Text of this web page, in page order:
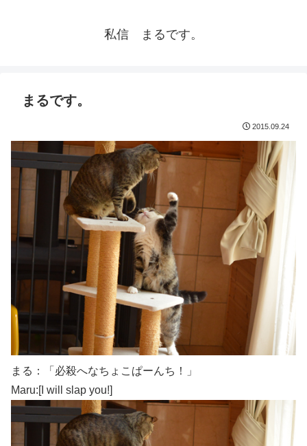
私信 まるです。
まるです。
2015.09.24
まる：「必殺へなちょこぱーんち！」
Maru:[I will slap you!]